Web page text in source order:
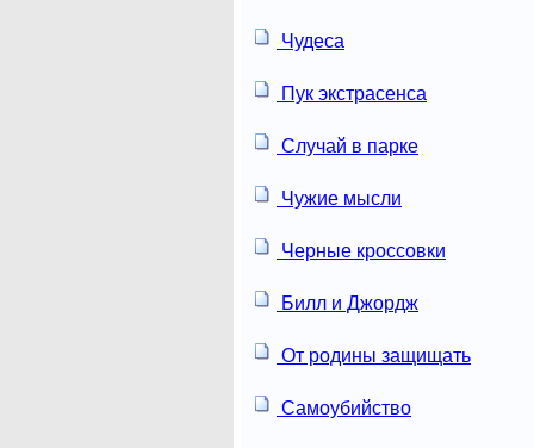
Чудеса
Пук экстрасенса
Случай в парке
Чужие мысли
Черные кроссовки
Билл и Джордж
От родины защищать
Самоубийство